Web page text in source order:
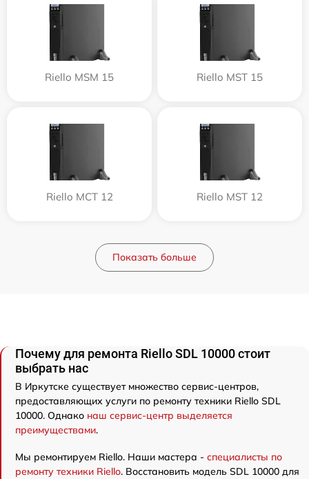
Riello MSM 15 Riello MST 15
Riello MCT 12 Riello MST 12
Показать больше
Почему для ремонта Riello SDL 10000 стоит
выбрать нас
В Иркутске существует множество сервис-центров,
предоставляющих услуги по ремонту техники Riello SDL
10000. Однако наш сервис-центр выделяется
преимуществами.
Мы ремонтируем Riello. Наши мастера - специалисты по
ремонту техники Riello. Восстановить модель SDL 10000 для